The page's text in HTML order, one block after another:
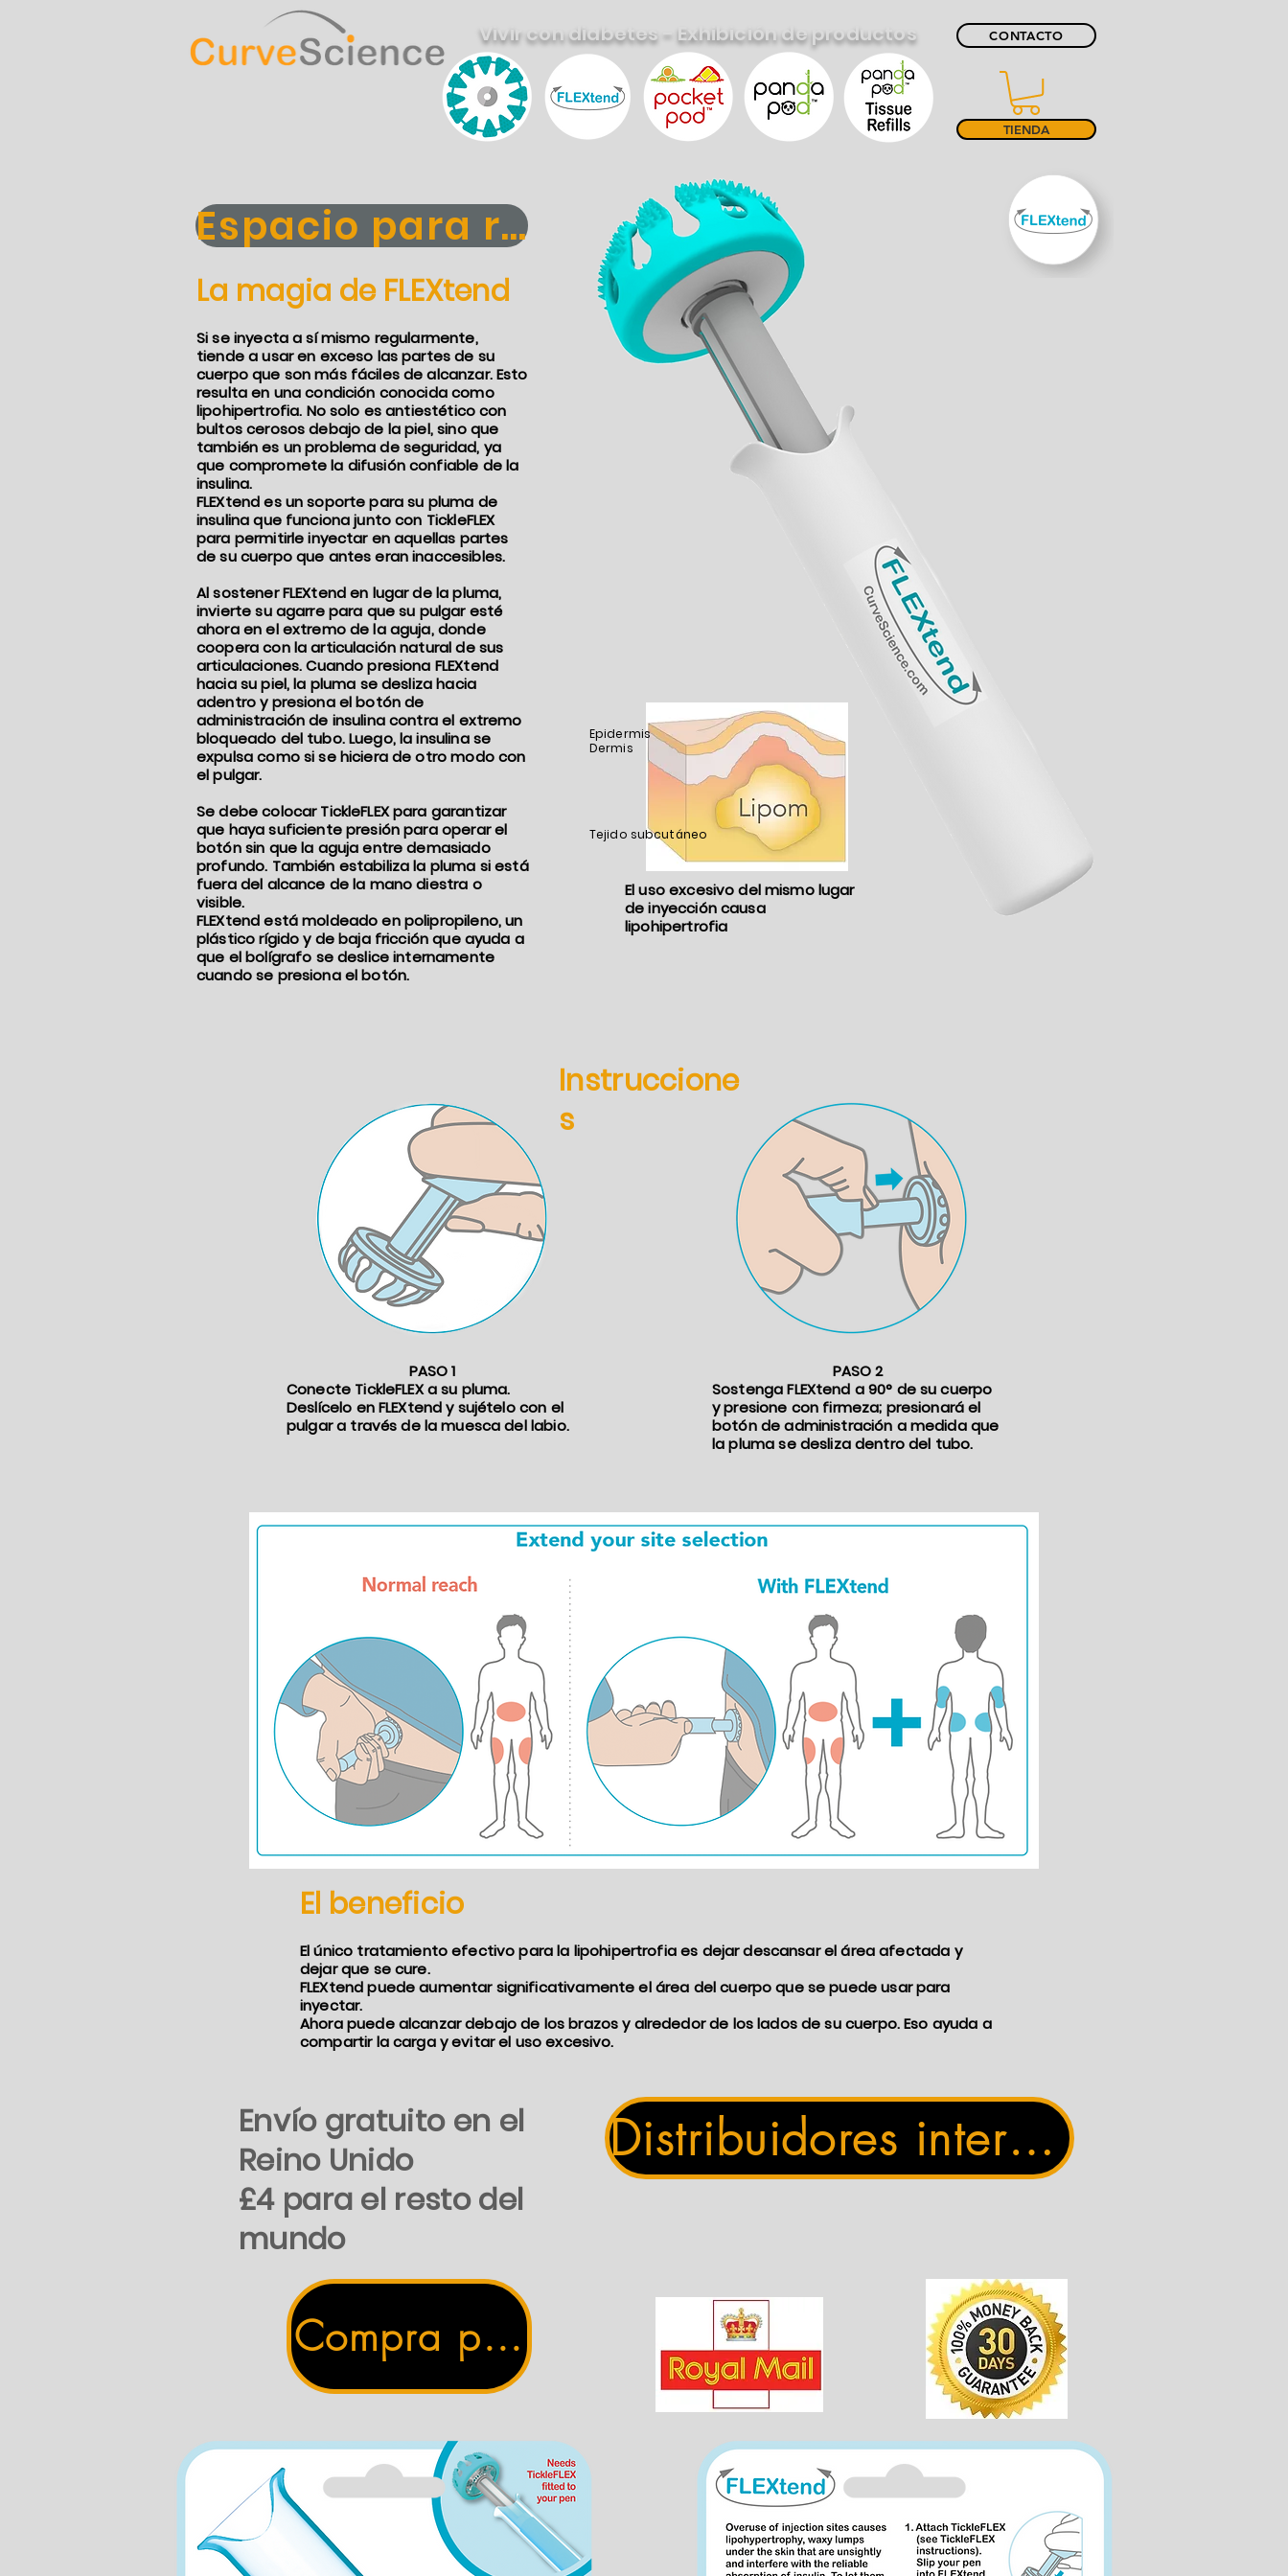
Vivir con diabetes - Exhibición de productos CONTACTO
TIENDA
Espacio para recorrer
La magia de FLEXtend
Si se inyecta a sí mismo regularmente,
tiende a usar en exceso las partes de su
cuerpo que son más fáciles de alcanzar. Esto
resulta en una condición conocida como
lipohipertrofia. No solo es antiestético con
bultos cerosos debajo de la piel, sino que
también es un problema de seguridad, ya
que compromete la difusión confiable de la
insulina.
FLEXtend es un soporte para su pluma de
insulina que funciona junto con TickleFLEX
para permitirle inyectar en aquellas partes
de su cuerpo que antes eran inaccesibles.
Al sostener FLEXtend en lugar de la pluma,
invierte su agarre para que su pulgar esté
ahora en el extremo de la aguja, donde
coopera con la articulación natural de sus
articulaciones. Cuando presiona FLEXtend
hacia su piel, la pluma se desliza hacia
adentro y presiona el botón de
administración de insulina contra el extremo
bloqueado del tubo. Luego, la insulina se
expulsa como si se hiciera de otro modo con
el pulgar.
Se debe colocar TickleFLEX para garantizar
que haya suficiente presión para operar el
botón sin que la aguja entre demasiado
profundo. También estabiliza la pluma si está
fuera del alcance de la mano diestra o
visible.
FLEXtend está moldeado en polipropileno, un
plástico rígido y de baja fricción que ayuda a
que el bolígrafo se deslice internamente
cuando se presiona el botón.
El uso excesivo del mismo lugar
de inyección causa
lipohipertrofia
Epidermis
Dermis
Tejido subcutáneo
PASO 1
Conecte TickleFLEX a su pluma.
Deslícelo en FLEXtend y sujételo con el
pulgar a través de la muesca del labio.
PASO 2
Sostenga FLEXtend a 90° de su cuerpo
y presione con firmeza; presionará el
botón de administración a medida que
la pluma se desliza dentro del tubo.
Instruccione
s
El beneficio
El único tratamiento efectivo para la lipohipertrofia es dejar descansar el área afectada y
dejar que se cure.
FLEXtend puede aumentar significativamente el área del cuerpo que se puede usar para
inyectar.
Ahora puede alcanzar debajo de los brazos y alrededor de los lados de su cuerpo. Eso ayuda a
compartir la carga y evitar el uso excesivo.
Envío gratuito en el
Reino Unido
£4 para el resto del
mundo
Distribuidores internacionales
Compra por £5